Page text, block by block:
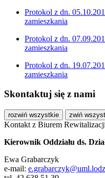
Protokol z dn.
zamieszkania
Protokol z dn.
zamieszkania
Protokol z dn.
zamieszkania
Skontaktuj się z nami
rozwiń wszystkie zwiń
Kontakt z Biurem Rewitalizacji
Kierownik Oddziału ds.
Ewa Grabarczyk
e-mail: